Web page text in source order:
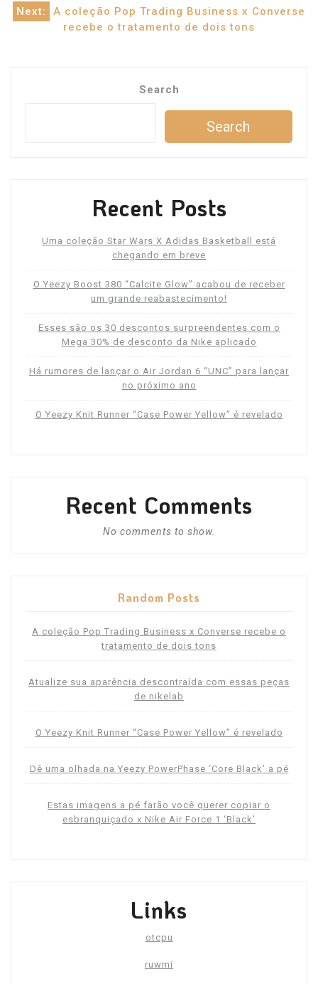
navigation
Next:
A coleção Pop Trading Business x Converse
recebe o tratamento de dois tons
Search
Search
Recent Posts
Uma coleção Star Wars X Adidas Basketball está
chegando em breve
O Yeezy Boost 380 “Calcite Glow” acabou de receber
um grande reabastecimento!
Esses são os 30 descontos surpreendentes com o
Mega 30% de desconto da Nike aplicado
Há rumores de lançar o Air Jordan 6 “UNC” para lançar
no próximo ano
O Yeezy Knit Runner “Case Power Yellow” é revelado
Recent Comments
No comments to show.
Random Posts
A coleção Pop Trading Business x Converse recebe o
tratamento de dois tons
Atualize sua aparência descontraída com essas peças
de nikelab
O Yeezy Knit Runner “Case Power Yellow” é revelado
Dê uma olhada na Yeezy PowerPhase ‘Core Black’ a pé
Estas imagens a pé farão você querer copiar o
esbranquiçado x Nike Air Force 1 ‘Black’
Links
otcpu
ruwmi